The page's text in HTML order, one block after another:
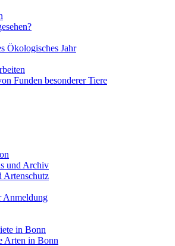
Ökologisches Jahr
Funden besonderer Tiere
und Archiv
Artenschutz
Anmeldung
in Bonn
Arten in Bonn